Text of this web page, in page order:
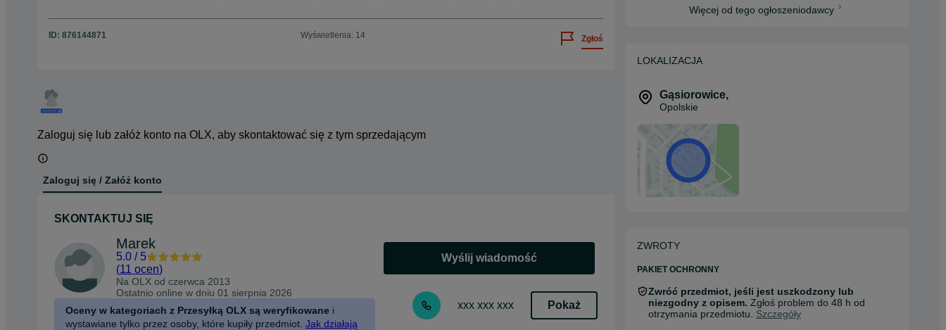
ID: 876144871 Wyświetlenia: 14 Zgłoś
Zaloguj się lub załóż konto na OLX, aby skontaktować się z tym sprzedającym
Zaloguj się / Załóż konto
SKONTAKTUJ SIĘ
Marek
5.0 / 5
(11 ocen)
Na OLX od czerwca 2013
Ostatnio online w dniu 01 sierpnia 2026
Oceny w kategoriach z Przesyłką OLX są weryfikowane i
wystawiane tylko przez osoby, które kupiły przedmiot. Jak działają
Wyślij wiadomość
xxx xxx xxx Pokaż
Więcej od tego ogłoszeniodawcy
LOKALIZACJA
Gąsiorowice,
Opolskie
ZWROTY
PAKIET OCHRONNY
Zwróć przedmiot, jeśli jest uszkodzony lub
niezgodny z opisem. Zgłoś problem do 48 h od
otrzymania przedmiotu. Szczegóły